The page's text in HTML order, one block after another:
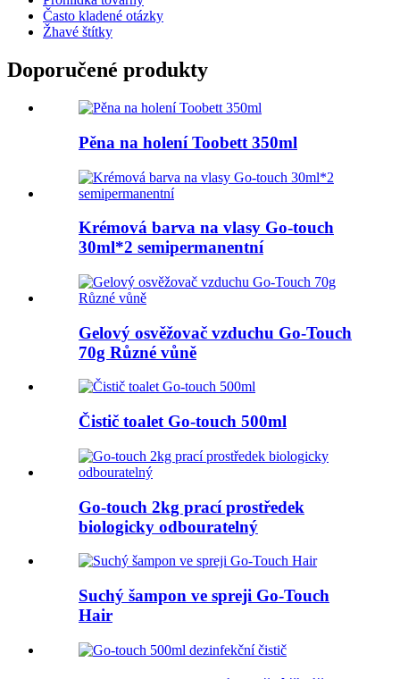
Často kladené otázky
Žhavé štítky
Doporučené produkty
Pěna na holení Toobett 350ml
Krémová barva na vlasy Go-touch
30ml*2 semipermanentní
Gelový osvěžovač vzduchu Go-Touch
70g Různé vůně
Čistič toalet Go-touch 500ml
Go-touch 2kg prací prostředek
biologicky odbouratelný
Suchý šampon ve spreji Go-Touch
Hair